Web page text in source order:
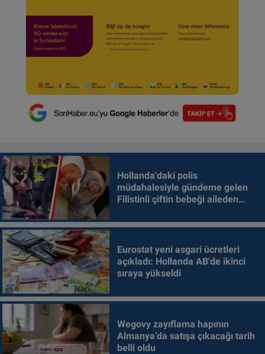
Hollanda'daki polis
müdahalesiyle gündeme gelen
Filistinli çiftin bebeği aileden
Eurostat yeni asgari ücretleri
açıkladı: Hollanda AB'de ikinci
sıraya yükseldi
Wegovy zayıflama hapının
Almanya’da satışa çıkacağı tarih
belli oldu